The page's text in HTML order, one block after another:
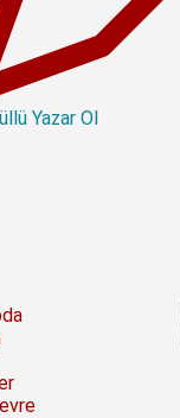
Yazar Ol